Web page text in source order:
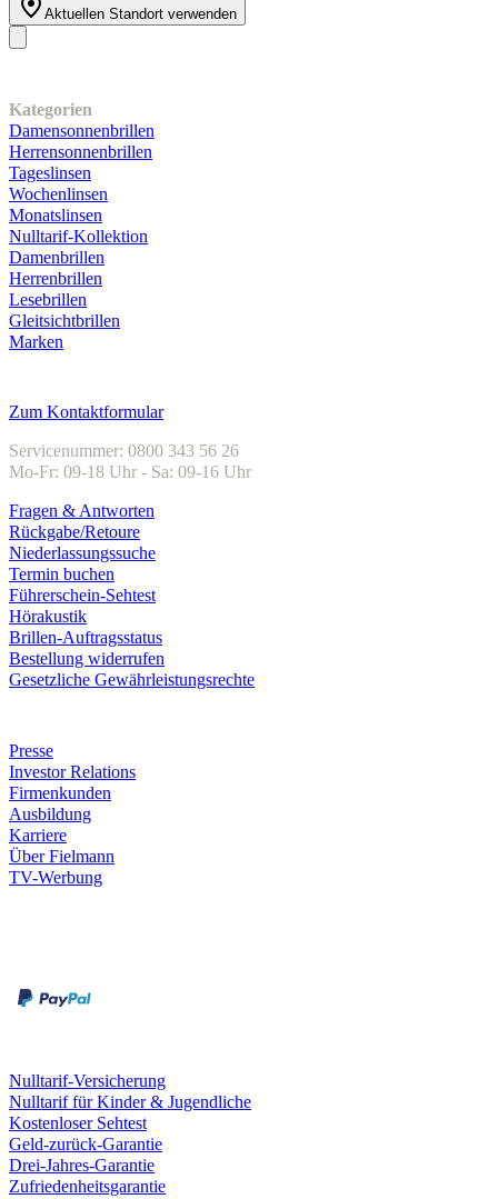
Aktuellen Standort verwenden
Kategorien
Damensonnenbrillen
Herrensonnenbrillen
Tageslinsen
Wochenlinsen
Monatslinsen
Nulltarif-Kollektion
Damenbrillen
Herrenbrillen
Lesebrillen
Gleitsichtbrillen
Marken
Zum Kontaktformular
Servicenummer: 0800 343 56 26
Mo-Fr: 09-18 Uhr - Sa: 09-16 Uhr
Fragen & Antworten
Rückgabe/Retoure
Niederlassungssuche
Termin buchen
Führerschein-Sehtest
Hörakustik
Brillen-Auftragsstatus
Bestellung widerrufen
Gesetzliche Gewährleistungsrechte
Presse
Investor Relations
Firmenkunden
Ausbildung
Karriere
Über Fielmann
TV-Werbung
Nulltarif-Versicherung
Nulltarif für Kinder & Jugendliche
Kostenloser Sehtest
Geld-zurück-Garantie
Drei-Jahres-Garantie
Zufriedenheitsgarantie